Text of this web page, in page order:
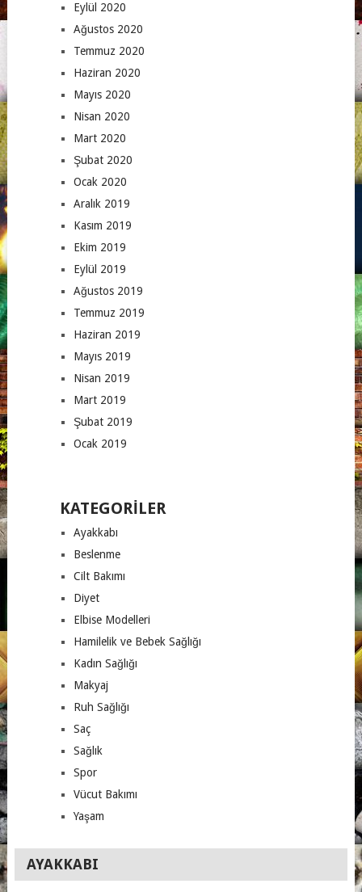
Eylül 2020
Ağustos 2020
Temmuz 2020
Haziran 2020
Mayıs 2020
Nisan 2020
Mart 2020
Şubat 2020
Ocak 2020
Aralık 2019
Kasım 2019
Ekim 2019
Eylül 2019
Ağustos 2019
Temmuz 2019
Haziran 2019
Mayıs 2019
Nisan 2019
Mart 2019
Şubat 2019
Ocak 2019
KATEGORILER
Ayakkabı
Beslenme
Cilt Bakımı
Diyet
Elbise Modelleri
Hamilelik ve Bebek Sağlığı
Kadın Sağlığı
Makyaj
Ruh Sağlığı
Saç
Sağlık
Spor
Vücut Bakımı
Yaşam
AYAKKABI